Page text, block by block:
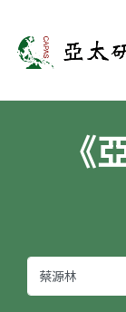
亞太研
《